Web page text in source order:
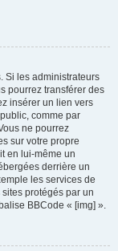
Si les administrateurs
pourrez transférer des
insérer un lien vers
comme par
ne pourrez
sur votre propre
en lui-même un
derrière un
les services de
protégés par un
BBCode « [img] ».